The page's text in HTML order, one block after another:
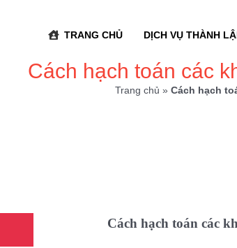
TRANG CHỦ DỊCH VỤ THÀNH
Cách hạch toán các
Trang chủ » Cách hạch
Cách hạch toán các